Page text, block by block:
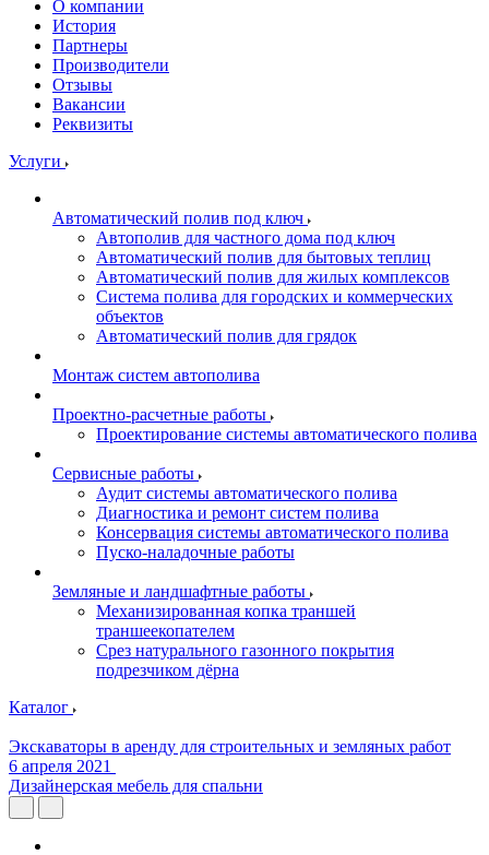
О компании
История
Партнеры
Производители
Отзывы
Вакансии
Реквизиты
Услуги
Автоматический полив под ключ
Автополив для частного дома под ключ
Автоматический полив для бытовых теплиц
Автоматический полив для жилых комплексов
Система полива для городских и коммерческих
объектов
Автоматический полив для грядок
Монтаж систем автополива
Проектно-расчетные работы
Проектирование системы автоматического полива
Сервисные работы
Аудит системы автоматического полива
Диагностика и ремонт систем полива
Консервация системы автоматического полива
Пуско-наладочные работы
Земляные и ландшафтные работы
Механизированная копка траншей
траншеекопателем
Срез натурального газонного покрытия
подрезчиком дёрна
Каталог
Экскаваторы в аренду для строительных и земляных работ
6 апреля 2021
Дизайнерская мебель для спальни